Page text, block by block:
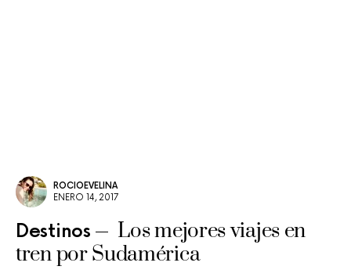
ROCIOEVELINA
ENERO 14, 2017
Destinos
Los mejores viajes en
tren por Sudamérica